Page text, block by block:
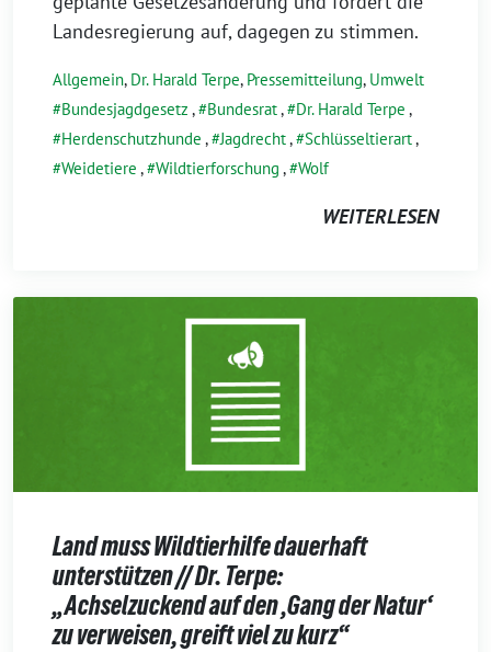
Landesregierung auf, dagegen zu stimmen.
Allgemein, Dr. Harald Terpe, Pressemitteilung, Umwelt
Bundesjagdgesetz , Bundesrat, Dr. Harald Terpe ,
Herdenschutzhunde , Jagdrecht, Schlüsseltierart,
Weidetiere , Wildtierforschung , Wolf
WEITERLESEN
Land muss Wildtierhilfe dauerhaft
unterstützen // Dr. Terpe:
„Achselzuckend auf den ‚Gang der Natur‘
zu verweisen, greift viel zu kurz“